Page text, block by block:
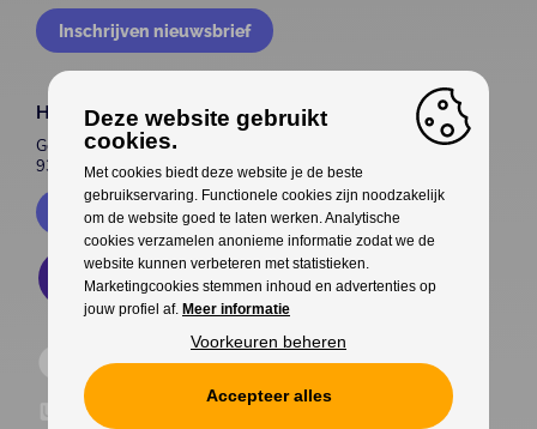
Inschrijven nieuwsbrief
House of Entertainment
Gentsesteenweg 514
9300 Aalst
Contacteer ons
Deze website gebruikt
cookies.
Met cookies biedt deze website je de beste
gebruikservaring. Functionele cookies zijn noodzakelijk
om de website goed te laten werken. Analytische
cookies verzamelen anonieme informatie zodat we de
website kunnen verbeteren met statistieken.
Marketingcookies stemmen inhoud en advertenties op
jouw profiel af. Meer informatie
Voorkeuren beheren
Accepteer alles